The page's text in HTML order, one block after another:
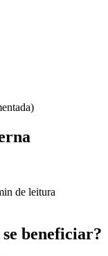
de leitura
beneficiar?